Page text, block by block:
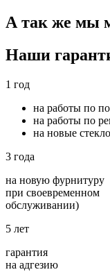
А так же мы
Наши
1 год
на работы по
на работы по
на новые
3 года
на новую фурнитуру
при своевременном
обслуживании)
5 лет
гарантия
на адгезию